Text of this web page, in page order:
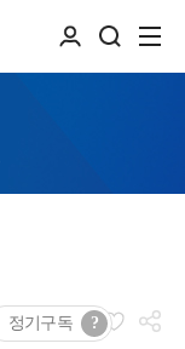
정기구독 ?